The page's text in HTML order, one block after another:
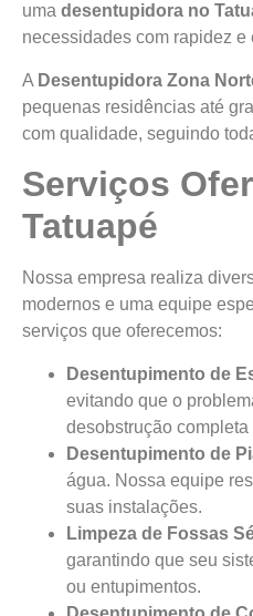
uma desentupidora no
necessidades com rapidez e
A Desentupidora Zona
pequenas residências até
com qualidade, seguindo
Serviços
Tatuapé
Nossa empresa realiza
modernos e uma equipe
serviços que oferecemos:
Desentupimento de
evitando que o
desobstrução
Desentupimento de
água. Nossa equipe
suas instalações.
Limpeza de Fossas
garantindo que seu
ou entupimentos.